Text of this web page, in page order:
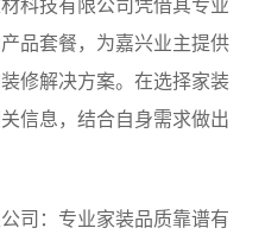
科技有限公司凭借其专业
品套餐，为嘉兴业主提供
修解决方案。在选择家装
信息，结合自身需求做出
司：专业家装品质靠谱有